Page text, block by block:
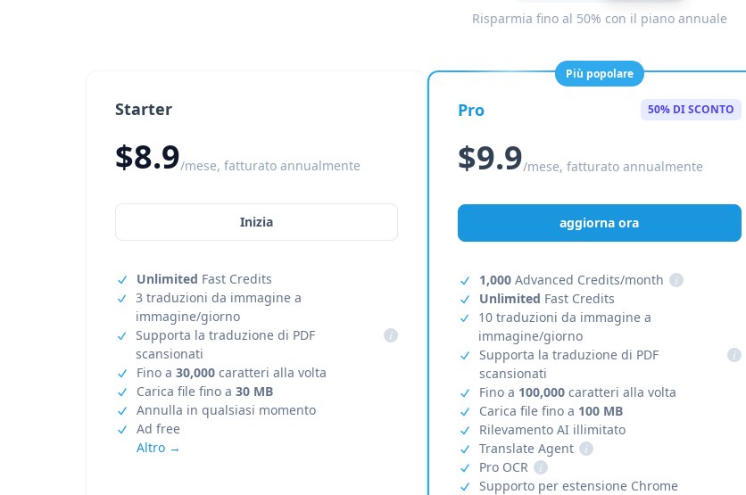
Risparmia fino al 50% con il piano annuale
Starter
$8.9/mese, fatturato annualmente
Inizia
Unlimited Fast Credits
3 traduzioni da immagine a
immagine/giorno
Supporta la traduzione di PDF
scansionati
i
Fino a 30,000 caratteri alla volta
Carica file fino a 30 MB
Annulla in qualsiasi momento
Ad free
Altro →
Più popolare
Pro 50% DI SCONTO
$9.9/mese, fatturato annualmente
aggiorna ora
1,000 Advanced Credits/month
i
Unlimited Fast Credits
10 traduzioni da immagine a
immagine/giorno
Supporta la traduzione di PDF
scansionati
i
Fino a 100,000 caratteri alla volta
Carica file fino a 100 MB
Rilevamento AI illimitato
Translate Agent
i
Pro OCR
i
Supporto per estensione Chrome